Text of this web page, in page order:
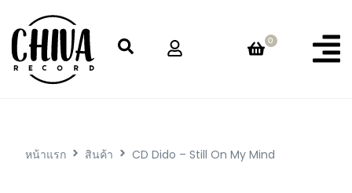
0
หน้าแรก สินค้า CD Dido – Still On My Mind